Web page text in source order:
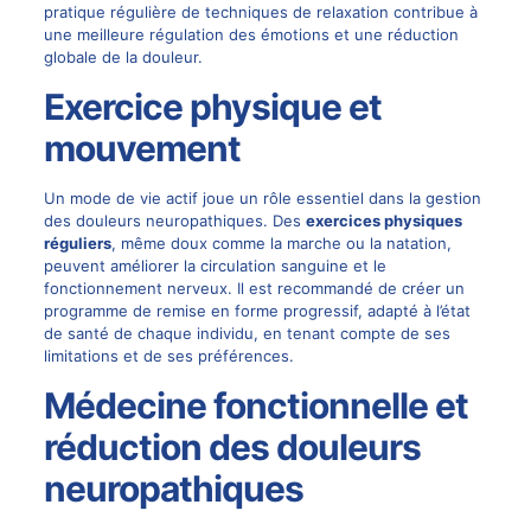
pratique régulière de techniques de relaxation contribue à
une meilleure régulation des émotions et une réduction
globale de la douleur.
Exercice physique et
mouvement
Un mode de vie actif joue un rôle essentiel dans la gestion
des douleurs neuropathiques. Des exercices physiques
réguliers, même doux comme la marche ou la natation,
peuvent améliorer la circulation sanguine et le
fonctionnement nerveux. Il est recommandé de créer un
programme de remise en forme progressif, adapté à l’état
de santé de chaque individu, en tenant compte de ses
limitations et de ses préférences.
Médecine fonctionnelle et
réduction des douleurs
neuropathiques